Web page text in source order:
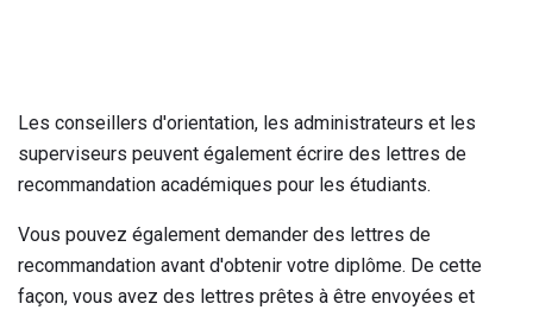
Les conseillers d'orientation, les administrateurs et les
superviseurs peuvent également écrire des lettres de
recommandation académiques pour les étudiants.
Vous pouvez également demander des lettres de
recommandation avant d'obtenir votre diplôme. De cette
façon, vous avez des lettres prêtes à être envoyées et